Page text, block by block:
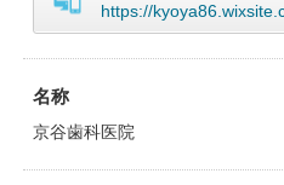
https://
名称
京谷歯科医院